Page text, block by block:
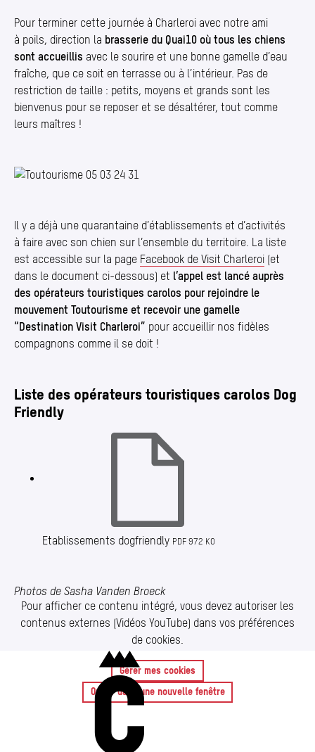
Pour terminer cette journée à Charleroi avec notre ami
à poils, direction la brasserie du Quai10 où tous les chiens
sont accueillis avec le sourire et une bonne gamelle d’eau
fraîche, que ce soit en terrasse ou à l’intérieur. Pas de
restriction de taille : petits, moyens et grands sont les
bienvenus pour se reposer et se désaltérer, tout comme
leurs maîtres !
Il y a déjà une quarantaine d’établissements et d’activités
à faire avec son chien sur l’ensemble du territoire. La liste
est accessible sur la page Facebook de Visit Charleroi (et
dans le document ci-dessous) et l’appel est lancé auprès
des opérateurs touristiques carolos pour rejoindre le
mouvement Toutourisme et recevoir une gamelle
“Destination Visit Charleroi” pour accueillir nos fidèles
compagnons comme il se doit !
Liste des opérateurs touristiques carolos Dog
Friendly
Etablissements dogfriendly PDF 972 KO
Photos de Sasha Vanden Broeck
Pour afficher ce contenu intégré, vous devez autoriser les
contenus externes (Vidéos YouTube) dans vos préférences
de cookies.
Gérer mes cookies
Ouvrir dans une nouvelle fenêtre
Ouvrir le contenu intégré dans une nouvelle fenêtre
Connaissez-vous le #toutourisme à #Charelroi ?